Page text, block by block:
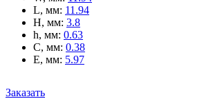
L, мм: 11.94
H, мм: 3.8
h, мм: 0.63
C, мм: 0.38
E, мм: 5.97
Заказать